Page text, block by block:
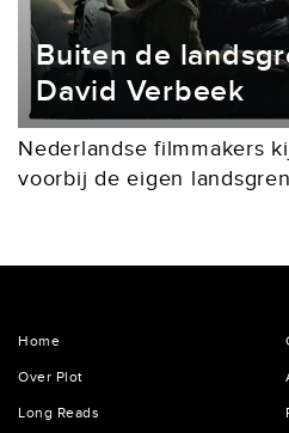
Buiten de
David Verbeek
Nederlandse filmmakers
voorbij de eigen
spelende The Wolf, the
Home
Over Plot
Long Reads